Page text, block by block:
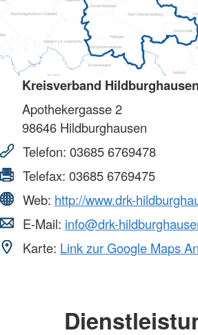
Kreisverband
Apothekergasse 2
98646 Hildburghausen
Telefon: 03685 6769478
Telefax: 03685 6769475
Web: http://www.drk-
E-Mail: info@drk-
Karte: Link zur Google Maps